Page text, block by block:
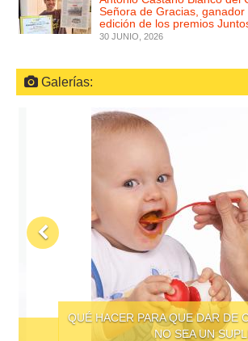
Señora de Gracias, ganador
edición de los premios
30 JUNIO, 2026
Galerías:
QUÉ HACER PARA QUE DAR DE COMER
NO SEA UN SUPLICIO